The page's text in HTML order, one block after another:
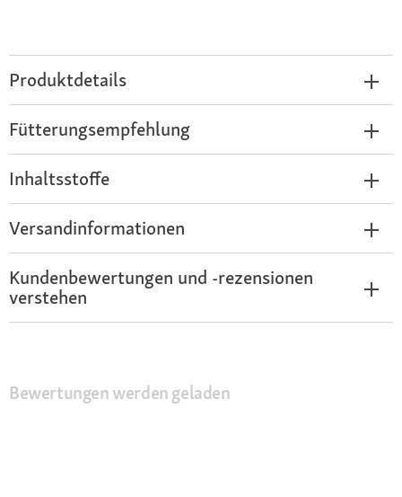
Produktdetails
Fütterungsempfehlung
Inhaltsstoffe
Versandinformationen
Kundenbewertungen und -rezensionen
verstehen
Bewertungen werden geladen